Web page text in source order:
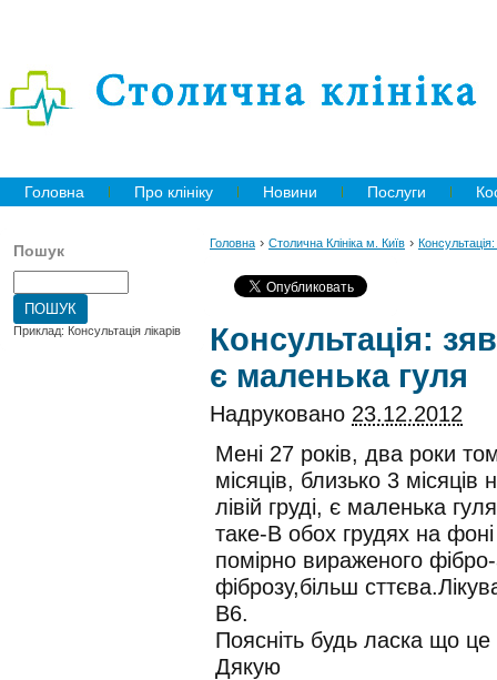
Головна Про клініку Новини Послуги
Пошук
Приклад: Консультація лікарів
Головна › Столична Клініка м. Київ ›
Консультація:
є маленька гуля
Надруковано 23.12.2012
Мені 27 років, два роки
місяців, близько 3
лівій груді, є маленька
таке-В обох грудях на
помірно вираженого
фіброзу,більш сттєва.
В6.
Поясніть будь ласка що це
Дякую